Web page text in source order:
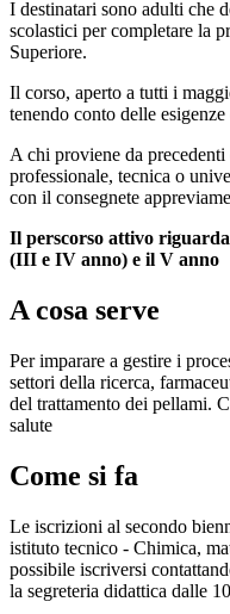
I destinatari sono adulti che
scolastici per completare la
Superiore.
Il corso, aperto a tutti i
tenendo conto delle
A chi proviene da
professionale, tecnica o
con il consegnete
Il perscorso attivo
(III e IV anno) e il V anno
A cosa serve
Per imparare a gestire i
settori della ricerca,
del trattamento dei pellami.
salute
Come si fa
Le iscrizioni al secondo
istituto tecnico - Chimica,
possibile iscriversi
la segreteria didattica dalle